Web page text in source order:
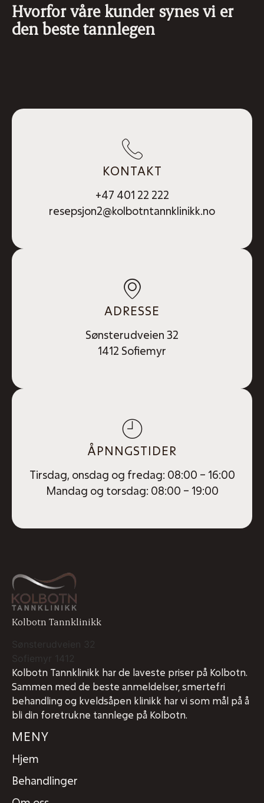
Hvorfor våre kunder synes vi er
den beste tannlegen
KONTAKT
+47 401 22 222
resepsjon2@kolbotntannklinikk.no
ADRESSE
Sønsterudveien 32
1412 Sofiemyr
ÅPNNGSTIDER
Tirsdag, onsdag og fredag: 08:00 – 16:00
Mandag og torsdag: 08:00 – 19:00
Kolbotn Tannklinikk
Sønsterudveien 32
Sofiemyr
Kolbotn Tannklinikk har de laveste priser på Kolbotn.
Sammen med de beste anmeldelser, smertefri
behandling og kveldsåpen klinikk har vi som mål på å
bli din foretrukne tannlege på Kolbotn.
MENY
Hjem
Behandlinger